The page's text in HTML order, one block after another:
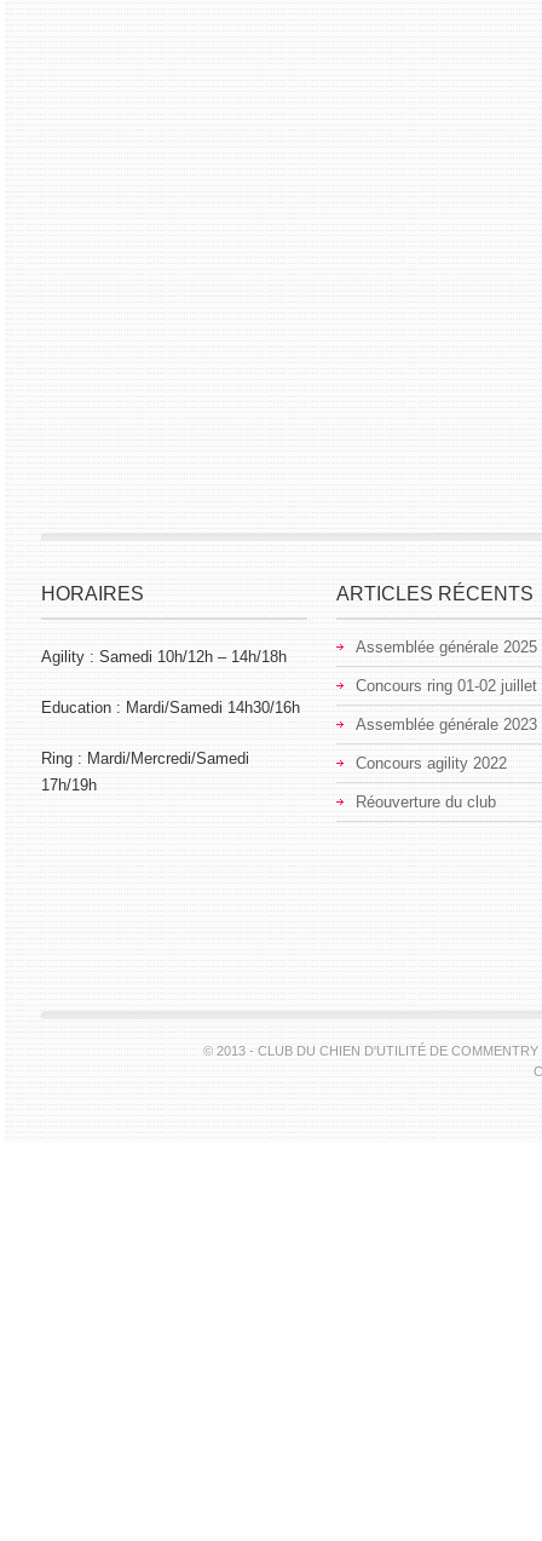
HORAIRES
Agility : Samedi 10h/12h – 14h/18h
Education : Mardi/Samedi 14h30/16h
Ring : Mardi/Mercredi/Samedi
17h/19h
ARTICLES RÉCENTS
Assemblée générale 2025
Concours ring 01-02 juillet
Assemblée générale 2023
Concours agility 2022
Réouverture du club
© 2013 - CLUB DU CHIEN D'UTILITÉ DE